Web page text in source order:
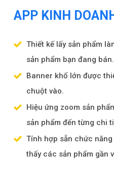
APP KINH
Thiết kế lấy sản phẩm
sản phẩm bạn đang bán.
Banner khổ lớn được
chuột vào.
Hiệu ứng zoom sản
sản phẩm đến từng chi
Tính hợp sẵn chức
thấy các sản phẩm gần